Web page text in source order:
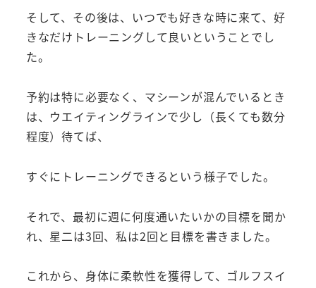
そして、その後は、いつでも好きな時に来て、好
きなだけトレーニングして良いということでし
た。
予約は特に必要なく、マシーンが混んでいるとき
は、ウエイティングラインで少し（長くても数分
程度）待てば、
すぐにトレーニングできるという様子でした。
それで、最初に週に何度通いたいかの目標を聞か
れ、星二は3回、私は2回と目標を書きました。
これから、身体に柔軟性を獲得して、ゴルフスイ